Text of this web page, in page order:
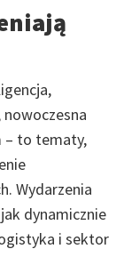
– to tematy,
Wydarzenia
dynamicznie
i sektor